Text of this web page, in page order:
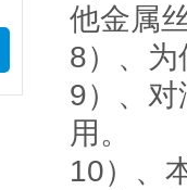
他金属
8）、
9）、
用。
10）、